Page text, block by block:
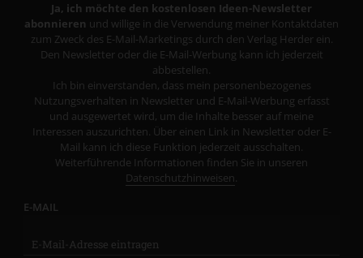
Ja, ich möchte den kostenlosen Ideen-Newsletter
abonnieren und willige in die Verwendung meiner Kontaktdaten
zum Zweck des E-Mail-Marketings durch den Verlag Herder ein.
Den Newsletter oder die E-Mail-Werbung kann ich jederzeit
abbestellen.
Ich bin einverstanden, dass mein personenbezogenes
Nutzungsverhalten in Newsletter und E-Mail-Werbung erfasst
und ausgewertet wird, um die Inhalte besser auf meine
Interessen auszurichten. Über einen Link in Newsletter oder E-
Mail kann ich diese Funktion jederzeit ausschalten.
Weiterführende Informationen finden Sie in unseren
Datenschutzhinweisen.
E-MAIL